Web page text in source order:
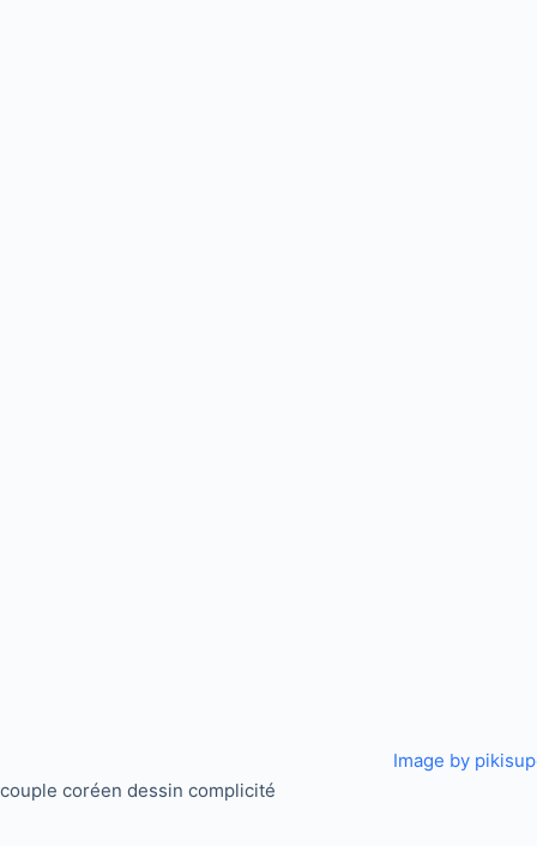
Image by
couple coréen dessin complicité